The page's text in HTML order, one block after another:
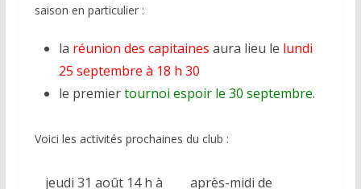
saison en particulier :
la réunion des capitaines aura lieu le lundi
25 septembre à 18 h 30
le premiertournoi espoir le 30 septembre.
Voici les activités prochaines du club :
jeudi 31 août 14 h à après-midi de